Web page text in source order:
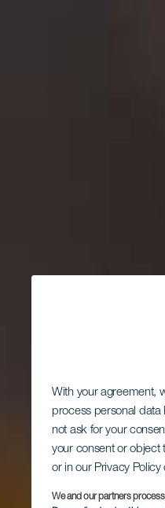
With your agreement,
process personal data
not ask for your
your consent or object
or in our Privacy Policy
We and our partners